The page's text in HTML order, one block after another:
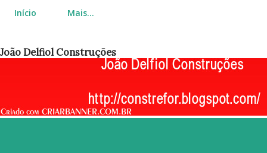
Início
Mais…
João Delfiol Construções